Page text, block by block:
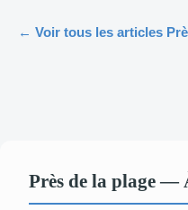
← Voir tous les articles
Près de la plage —